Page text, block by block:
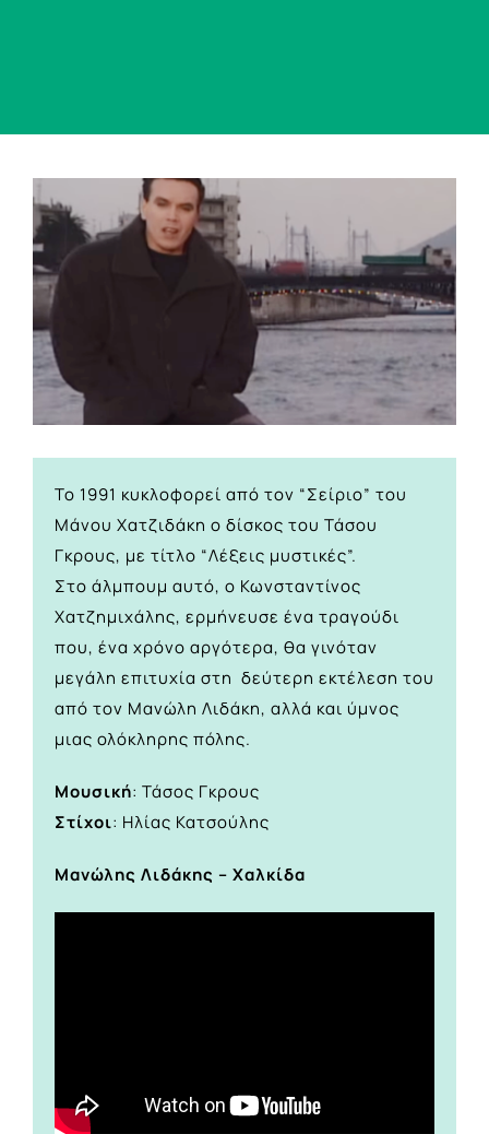
View
Larger
Image
Το 1991 κυκλοφορεί από τον “Σείριο” του
Μάνου Χατζιδάκη ο δίσκος του Τάσου
Γκρους, με τίτλο “Λέξεις μυστικές”.
Στο άλμπουμ αυτό, ο Κωνσταντίνος
Χατζημιχάλης, ερμήνευσε ένα τραγούδι
που, ένα χρόνο αργότερα, θα γινόταν
μεγάλη επιτυχία στη δεύτερη εκτέλεση του
από τον Μανώλη Λιδάκη, αλλά και ύμνος
μιας ολόκληρης πόλης.
Μουσική: Τάσος Γκρους
Στίχοι: Ηλίας Κατσούλης
Μανώλης Λιδάκης – Χαλκίδα